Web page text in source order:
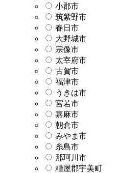
小郡市
筑紫野市
春日市
大野城市
宗像市
太宰府市
古賀市
福津市
うきは市
宮若市
嘉麻市
朝倉市
みやま市
糸島市
那珂川市
糟屋郡宇美町